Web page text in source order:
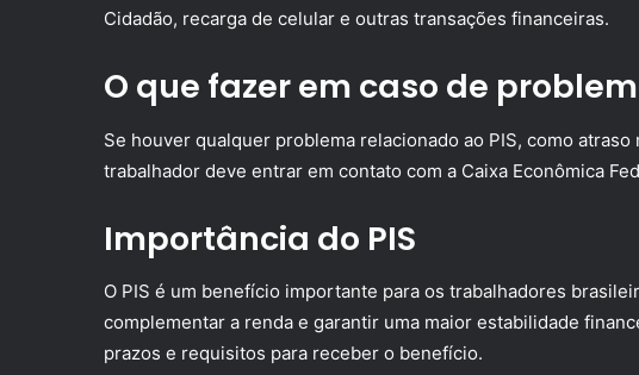
Cidadão, recarga de celular e outras transações financeiras.
O que fazer em caso de
Se houver qualquer problema relacionado ao PIS, como
trabalhador deve entrar em contato com a Caixa Econômica
Importância do PIS
O PIS é um benefício importante para os trabalhadores
complementar a renda e garantir uma maior estabilidade
prazos e requisitos para receber o benefício.